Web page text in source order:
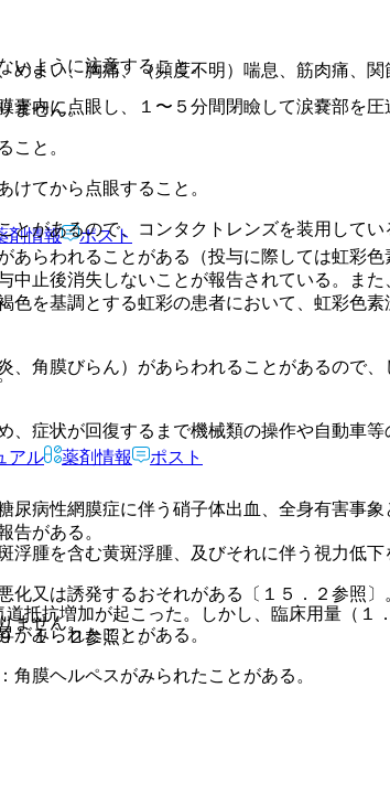
いように注意すること。
内に点眼し、１〜５分間閉瞼して涙嚢部を圧
こと。
てから点眼すること。
があるので、コンタクトレンズを装用して
病性網膜症に伴う硝子体出血、全身有害事
告がある。
抵抗増加が起こった。しかし、臨床用量（
．１．２参照〕。
まい、胸痛、（頻度不明）喘息、筋肉痛、関
らわれることがある（投与に際しては虹彩
止後消失しないことが報告されている。ま
を基調とする虹彩の患者において、虹彩色
角膜びらん）があらわれることがあるので
症状が回復するまで機械類の操作や自動車等
腫を含む黄斑浮腫、及びそれに伴う視力低下
又は誘発するおそれがある〔１５．２参照〕
みられたことがある。
膜ヘルペスがみられたことがある。
ません。
剤情報 ポスト
アル 薬剤情報 ポスト
ません。